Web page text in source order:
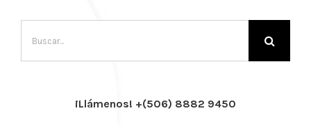
¡Llámenos! +(506) 8882 9450